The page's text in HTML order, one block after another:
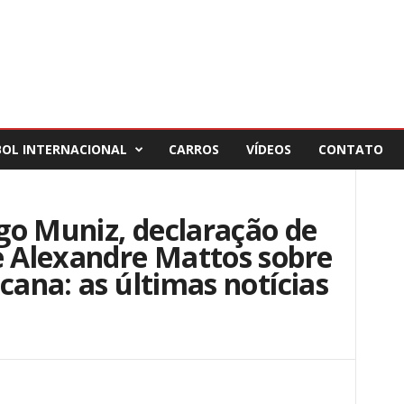
INTERNACIONAL CARROS VÍDEOS CONTATO
Muniz, declaração de
Alexandre Mattos sobre
as últimas notícias